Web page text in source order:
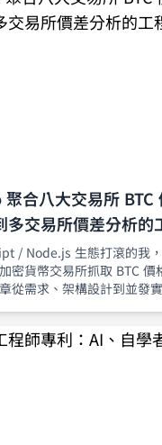
合八大交易所 BTC
交易所價差分析的
/ Node.js 生態打滾的我
密貨幣交易所抓取 BTC 價
從需求、架構設計到並發